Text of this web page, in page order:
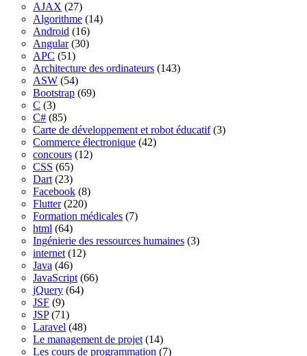
AJAX (27)
Algorithme (14)
Android (16)
Angular(30)
APC (51)
Architecture des ordinateurs (143)
ASW (54)
Bootstrap (69)
C (3)
C# (85)
Carte de développement et robot éducatif(3)
Commerce électronique (42)
concours (12)
CSS (65)
Dart (23)
Facebook (8)
Flutter(220)
Formation médicales (7)
html (64)
Ingénierie des ressources humaines (3)
internet (12)
Java (46)
JavaScript (66)
jQuery (64)
JSF (9)
JSP(71)
Laravel (48)
Le management de projet (14)
Les cours de programmation (7)